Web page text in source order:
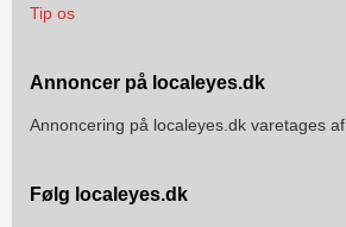
Tip os
Annoncer på localeyes.dk
Annoncering på localeyes.dk varetages af
Følg localeyes.dk